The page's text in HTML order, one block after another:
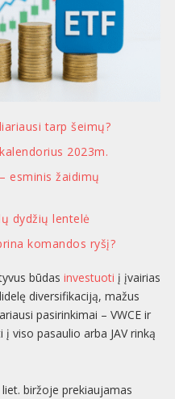
tarp šeimų?
2023m.
esminis žaidimų
dydžių lentelė
komandos ryšį?
būdas investuoti į įvairias
diversifikaciją, mažus
pasirinkimai – VWCE ir
į viso pasaulio arba JAV rinką
liet. biržoje prekiaujamas